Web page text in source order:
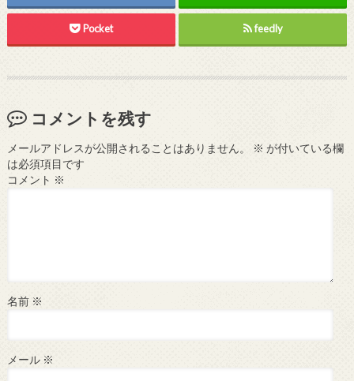
Pocket feedly
コメントを残す
メールアドレスが公開されることはありません。 ※ が付いている欄
は必須項目です
コメント ※
名前 ※
メール ※